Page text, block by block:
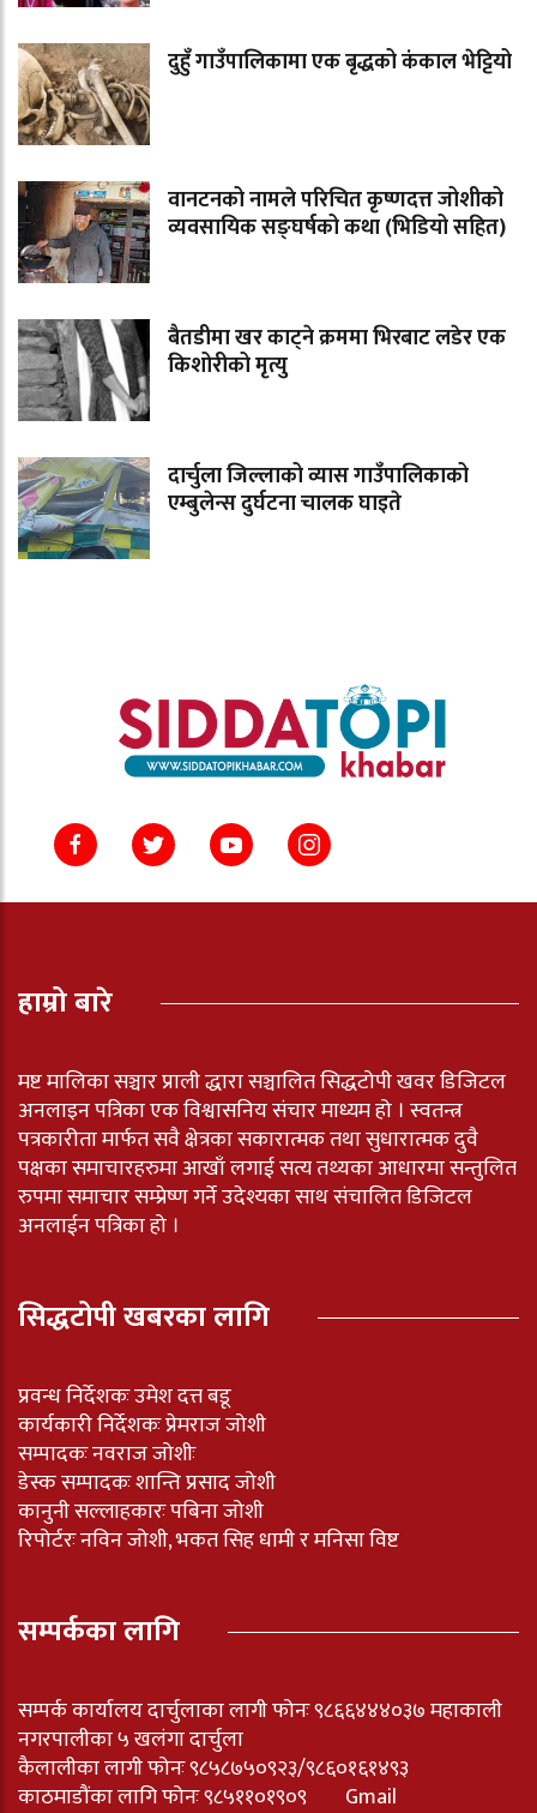
दुहुँ गाउँपालिकामा एक बृद्धको कंकाल भेट्टियो
वानटनको नामले परिचित कृष्णदत्त जोशीको
व्यवसायिक सङ्घर्षको कथा (भिडियो सहित)
बैतडीमा खर काट्ने क्रममा भिरबाट लडेर एक
किशोरीको मृत्यु
दार्चुला जिल्लाको व्यास गाउँपालिकाको
एम्बुलेन्स दुर्घटना चालक घाइते
हाम्रो बारे
मष्ट मालिका सञ्चार प्राली द्धारा सञ्चालित सिद्धटोपी खवर डिजिटल
अनलाइन पत्रिका एक विश्वासनिय संचार माध्यम हो । स्वतन्त्र
पत्रकारीता मार्फत सवै क्षेत्रका सकारात्मक तथा सुधारात्मक दुवै
पक्षका समाचारहरुमा आखाँ लगाई सत्य तथ्यका आधारमा सन्तुलित
रुपमा समाचार सम्प्रेष्ण गर्ने उदेश्यका साथ संचालित डिजिटल
अनलाईन पत्रिका हो ।
सिद्धटोपी खबरका लागि
प्रवन्ध निर्देशकः उमेश दत्त बडू
कार्यकारी निर्देशकः प्रेमराज जोशी
सम्पादकः नवराज जोशीः
डेस्क सम्पादकः शान्ति प्रसाद जोशी
कानुनी सल्लाहकारः पबिना जोशी
रिपोर्टरः नविन जोशी, भकत सिह धामी र मनिसा विष्ट
सम्पर्कका लागि
सम्पर्क कार्यालय दार्चुलाका लागी फोनः ९८६६४४४०३७ महाकाली
नगरपालीका ५ खलंगा दार्चुला
कैलालीका लागी फोनः ९८५८७५०९२३/९८६०१६१४९३
काठमाडौंका लागि फोनः ९८५११०१९०९ Gmail